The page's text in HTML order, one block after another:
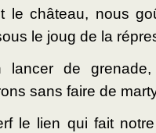
le château, nous
le joug de la
lancer de
sans faire de
le lien qui fait